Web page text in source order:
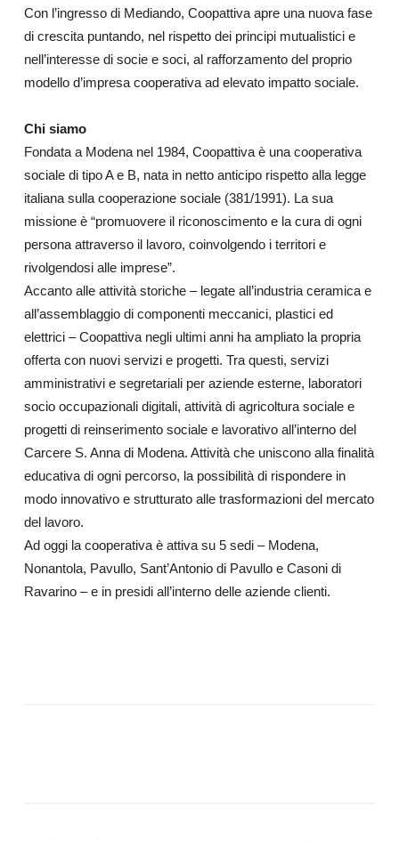
Con l’ingresso di Mediando, Coopattiva apre una nuova fase
di crescita puntando, nel rispetto dei principi mutualistici e
nell’interesse di socie e soci, al rafforzamento del proprio
modello d’impresa cooperativa ad elevato impatto sociale.
Chi siamo
Fondata a Modena nel 1984, Coopattiva è una cooperativa
sociale di tipo A e B, nata in netto anticipo rispetto alla legge
italiana sulla cooperazione sociale (381/1991). La sua
missione è “promuovere il riconoscimento e la cura di ogni
persona attraverso il lavoro, coinvolgendo i territori e
rivolgendosi alle imprese”.
Accanto alle attività storiche – legate all’industria ceramica e
all’assemblaggio di componenti meccanici, plastici ed
elettrici – Coopattiva negli ultimi anni ha ampliato la propria
offerta con nuovi servizi e progetti. Tra questi, servizi
amministrativi e segretariali per aziende esterne, laboratori
socio occupazionali digitali, attività di agricoltura sociale e
progetti di reinserimento sociale e lavorativo all’interno del
Carcere S. Anna di Modena. Attività che uniscono alla finalità
educativa di ogni percorso, la possibilità di rispondere in
modo innovativo e strutturato alle trasformazioni del mercato
del lavoro.
Ad oggi la cooperativa è attiva su 5 sedi – Modena,
Nonantola, Pavullo, Sant’Antonio di Pavullo e Casoni di
Ravarino – e in presidi all’interno delle aziende clienti.